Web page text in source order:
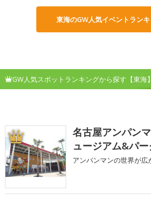
東海のGW人気イベントラン
GW人気スポットランキングから探す【東海】
1
名古屋アンパン
ュージアム&パ
アンパンマンの世界が広